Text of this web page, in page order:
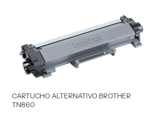
CARTUCHO ALTERNATIVO BROTHER
TN860